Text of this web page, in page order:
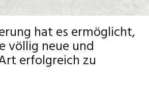
hat es ermöglicht,
völlig neue und
erfolgreich zu